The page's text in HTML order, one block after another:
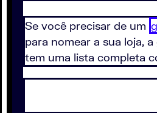
Se você precisar de um
para nomear a sua loja,
tem uma lista completa